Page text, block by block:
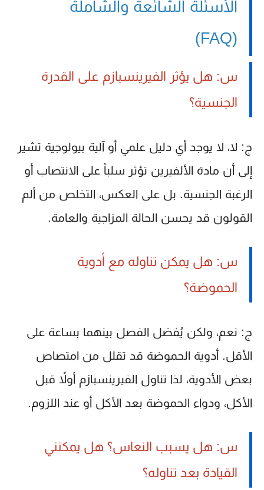
الأسئلة الشائعة والشاملة
(FAQ)
س: هل يؤثر الفيرينسبازم على القدرة
الجنسية؟
ج: لا، لا يوجد أي دليل علمي أو آلية بيولوجية تشير
إلى أن مادة الألفيرين تؤثر سلباً على الانتصاب أو
الرغبة الجنسية. بل على العكس، التخلص من ألم
القولون قد يحسن الحالة المزاجية والعامة.
س: هل يمكن تناوله مع أدوية
الحموضة؟
ج: نعم، ولكن يُفضل الفصل بينهما بساعة على
الأقل. أدوية الحموضة قد تقلل من امتصاص
بعض الأدوية، لذا تناول الفيرينسبازم أولاً قبل
الأكل، ودواء الحموضة بعد الأكل أو عند اللزوم.
س: هل يسبب النعاس؟ هل يمكنني
القيادة بعد تناوله؟